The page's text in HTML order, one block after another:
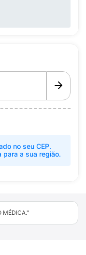
no seu CEP.
para a sua região.
MÉDICA."